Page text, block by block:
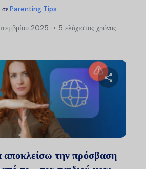
σεParenting Tips
2025
5 ελάχιστος χρόνος
την πρόσβαση